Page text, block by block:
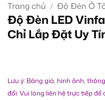
Trang chủ / Độ Đèn Ô
Độ Đèn LED
Chỉ Lắp Đặt Uy
Lưu ý: Bảng giá, hình ảnh,
đổi. Vui lòng liên hệ trực tiếp